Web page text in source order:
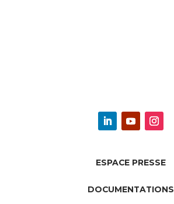
ESPACE PRESSE
DOCUMENTATIONS